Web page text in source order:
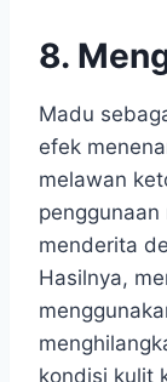
8.
Madu
efek
melawan
menderita
Hasilnya,
kondisi kulit